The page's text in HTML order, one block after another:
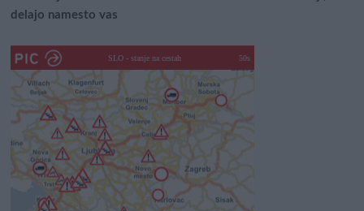
delajo namesto vas
SLO - stanje na cestah 45s